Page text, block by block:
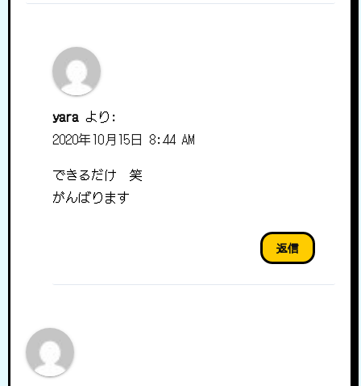
yara より:
2020年10月15日 8:44 AM
できるだけ 笑
がんばります
返信